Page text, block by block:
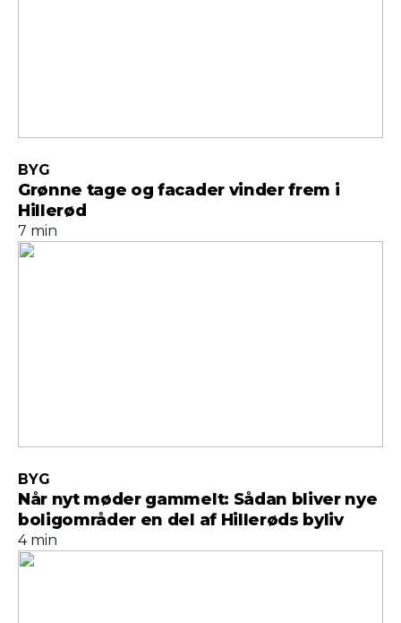
Grønne tage og facader vinder frem i
Hillerød
BYG
7 min
Når nyt møder gammelt: Sådan bliver nye
boligområder en del af Hillerøds byliv
BYG
4 min